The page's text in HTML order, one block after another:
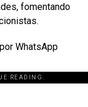
fomentando
WhatsApp
READING.